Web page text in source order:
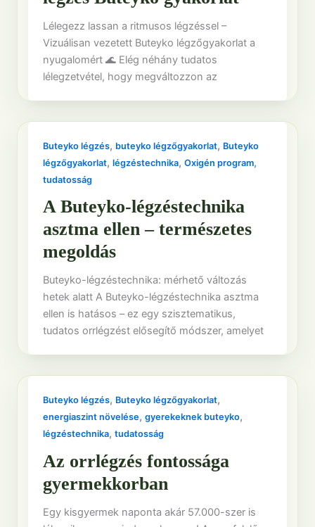
Lélegezz lassan a ritmusos légzéssel –
Vizuálisan vezetett Buteyko légzőgyakorlat a
nyugalomért 🌊 Elég néhány tudatos
lélegzetvétel, hogy megváltozzon az
Buteyko légzés, buteyko légzőgyakorlat, Buteyko
légzőgyakorlat,légzéstechnika,Oxigén program,
tudatosság
A Buteyko-légzéstechnika
asztma ellen – természetes
megoldás
Buteyko-légzéstechnika: mérhető változás
hetek alatt A Buteyko-légzéstechnika asztma
ellen is hatásos – ez egy szisztematikus,
tudatos orrlégzést elősegítő módszer, amelyet
Buteyko légzés, Buteyko légzőgyakorlat,
energiaszint növelése,gyerekeknek buteyko,
légzéstechnika,tudatosság
Az orrlégzés fontossága
gyermekkorban
Egy kisgyermek naponta akár 57.000-szer is